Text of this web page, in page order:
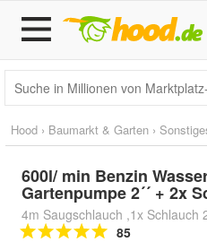
Hood › Baumarkt & Garten ›
600l/ min Benzin
Gartenpumpe 2´´ + 2x
4m Saugschlauch ,1x Schlauch
85